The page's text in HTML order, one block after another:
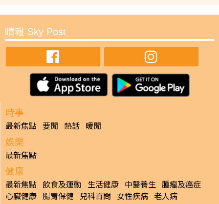
晴報 Sky Post
時事
最新焦點 要聞 熱話 暖聞
娛樂
最新焦點
健康
最新焦點 飲食及運動 生活健康 中醫養生 腫瘤及癌症
心臟健康 腸胃保健 兒科百問 女性疾病 老人病